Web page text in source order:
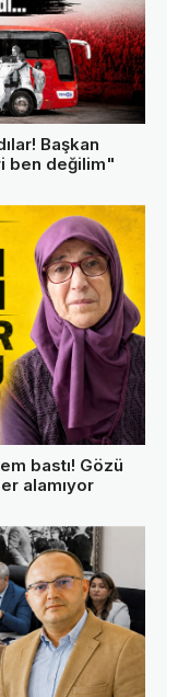
Başkan
ben değilim"
bastı! Gözü
alamıyor